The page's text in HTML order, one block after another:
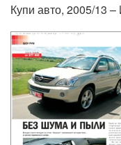
Купи авто, 2005/13